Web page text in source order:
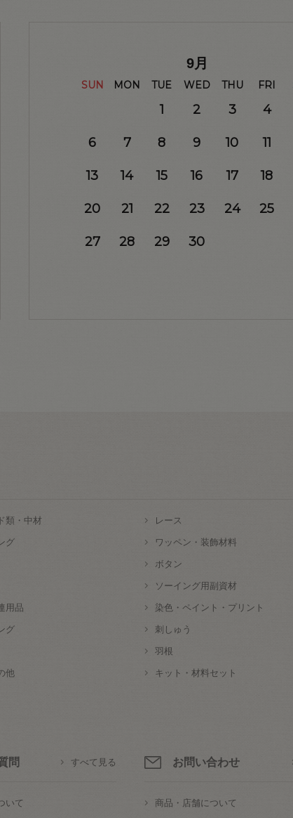
9月
SUN MON TUE WED THU FRI
1 2 3 4
6 7 8 9 10 11
13 14 15 16 17 18
20 21 22 23 24 25
27 28 29 30
類・中材 レース
グ ワッペン・装飾材料
ボタン
ソーイング用副資材
用品 染色・ペイント・プリント
グ 刺しゅう
羽根
他 キット・材料セット
問 すべて見る
いて
お問い合わせ
商品・店舗について